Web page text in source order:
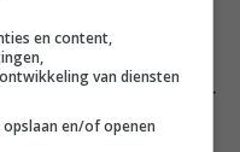
over het brood.
plakken kaas.
kaas over
laagje pastrami,
en content,
van diensten
en/of openen